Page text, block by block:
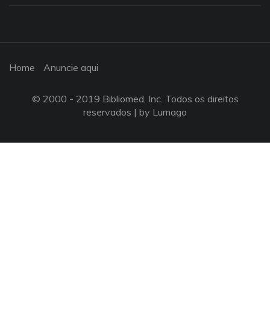
Home Anuncie aqui
© 2000 - 2019 Bibliomed, Inc. Todos os direitos
reservados | by Lumago